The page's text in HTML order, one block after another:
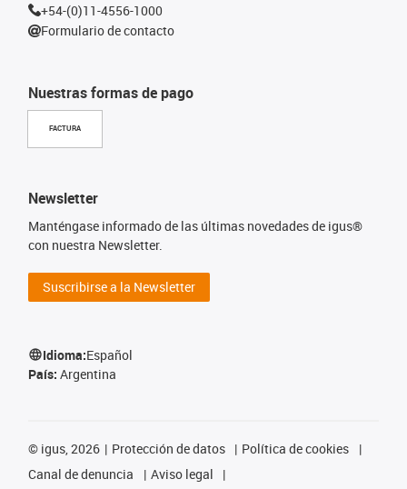
Nuestras formas de pago
FACTURA
+54-(0)11-4556-1000
Formulario de contacto
Newsletter
Manténgase informado de las últimas novedades de igus®
con nuestra Newsletter.
Suscribirse a la Newsletter
Idioma:Español
País: Argentina
© igus, 2026 Protección de datos
Política de cookies
Canal de denuncia
Aviso legal